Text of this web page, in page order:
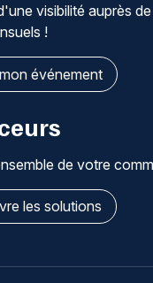
visibilité auprès
!
événement
de votre
les solutions